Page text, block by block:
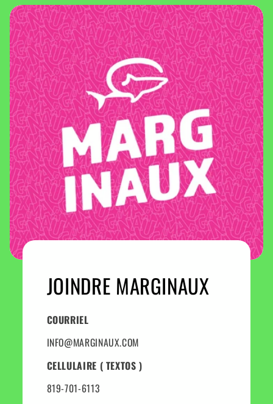
JOINDRE MARGINAUX
COURRIEL
INFO@MARGINAUX.COM
CELLULAIRE ( TEXTOS )
819-701-6113